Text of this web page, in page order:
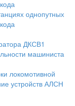
однопутных
ДКСВ1
машиниста
локомотивной
устройств АЛСН